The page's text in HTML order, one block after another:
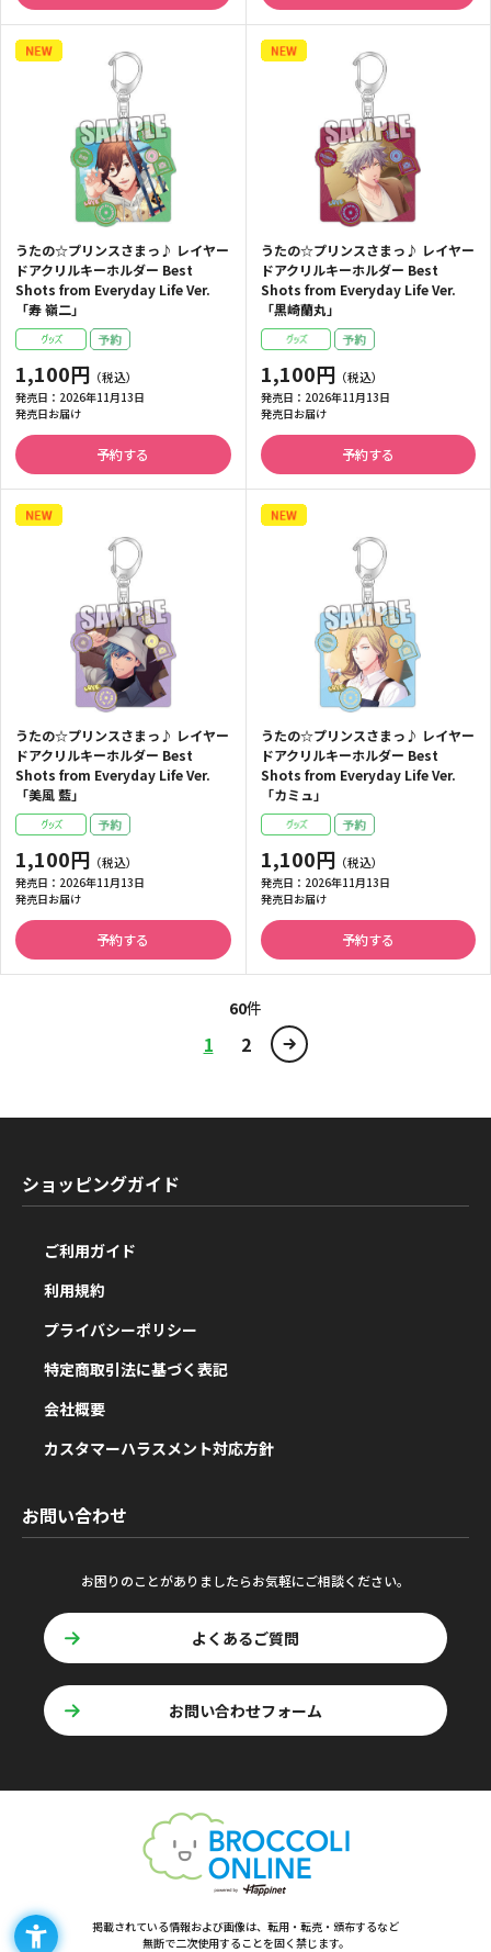
うたの☆プリンスさまっ♪ レイヤー
ドアクリルキーホルダー Best
Shots from Everyday Life Ver.
「寿 嶺二」
1,100円
発売日： 2026年11月13日
発売日お届け
予約する
うたの☆プリンスさまっ♪ レイヤー
ドアクリルキーホルダー Best
Shots from Everyday Life Ver.
「黒崎蘭丸」
1,100円
発売日： 2026年11月13日
発売日お届け
予約する
うたの☆プリンスさまっ♪ レイヤー
ドアクリルキーホルダー Best
Shots from Everyday Life Ver.
「美風 藍」
1,100円
発売日： 2026年11月13日
発売日お届け
予約する
うたの☆プリンスさまっ♪ レイヤー
ドアクリルキーホルダー Best
Shots from Everyday Life Ver.
「カミュ」
1,100円
発売日： 2026年11月13日
発売日お届け
予約する
60件
1 2
ショッピングガイド
ご利用ガイド
利用規約
プライバシーポリシー
特定商取引法に基づく表記
会社概要
カスタマーハラスメント対応方針
お問い合わせ
お困りのことがありましたらお気軽にご相談ください。
よくあるご質問
お問い合わせフォーム
掲載されている情報および画像は、転用・転売・頒布するなど
無断で二次使用することを固く禁じます。